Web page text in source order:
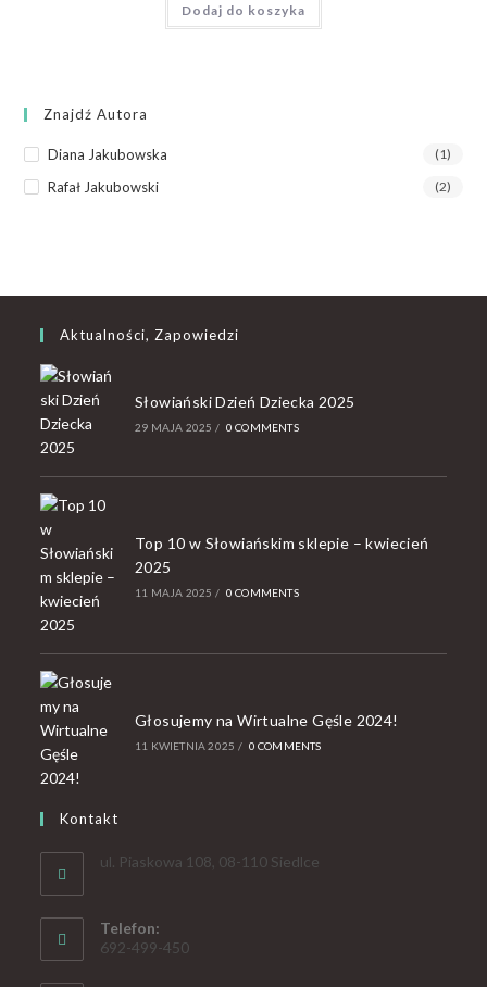
Dodaj do koszyka
Znajdź Autora
Diana Jakubowska (1)
Rafał Jakubowski (2)
Aktualności, Zapowiedzi
Słowiański Dzień Dziecka 2025
29 MAJA 2025 / 0 COMMENTS
Top 10 w Słowiańskim sklepie – kwiecień
2025
11 MAJA 2025 / 0 COMMENTS
Głosujemy na Wirtualne Gęśle 2024!
11 KWIETNIA 2025 / 0 COMMENTS
Kontakt
ul. Piaskowa 108, 08-110 Siedlce
Telefon:
692-499-450